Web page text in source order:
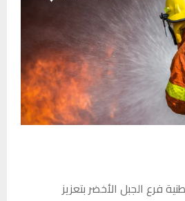
فرع الجبل الأخضر بتعزيز